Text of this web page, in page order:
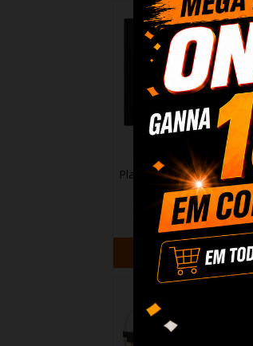
Placa Indução IsEasy LI3-
17
157,38 €
+ Adicionar